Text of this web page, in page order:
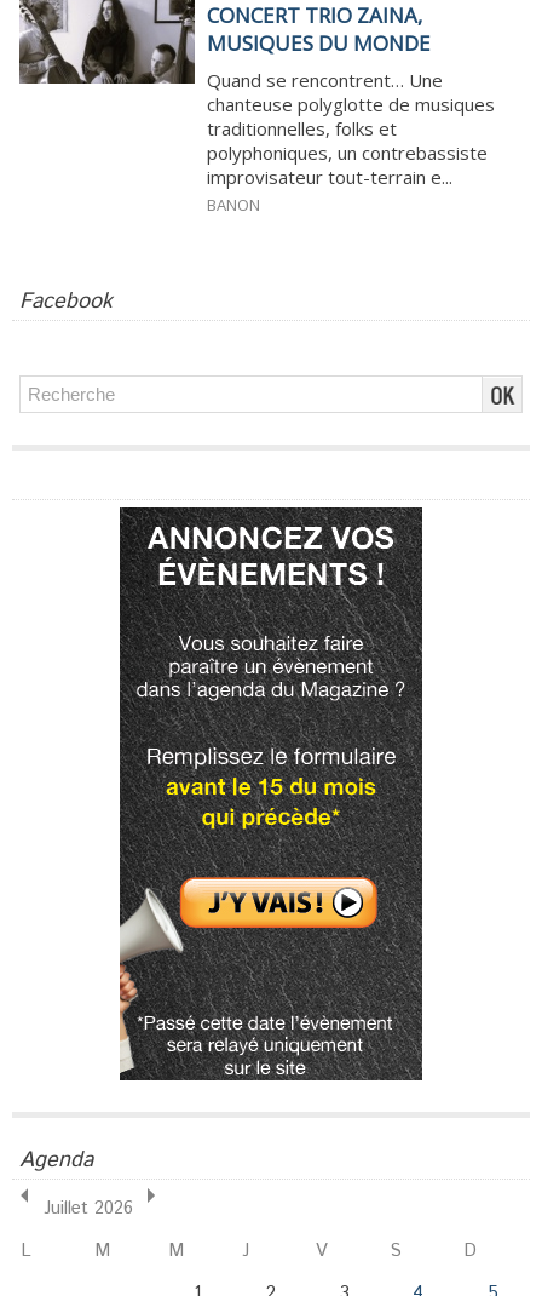
CONCERT TRIO ZAINA,
MUSIQUES DU MONDE
Quand se rencontrent… Une
chanteuse polyglotte de musiques
traditionnelles, folks et
polyphoniques, un contrebassiste
improvisateur tout-terrain e...
BANON
Facebook
Agenda
Juillet 2026
L
M M J V S
D